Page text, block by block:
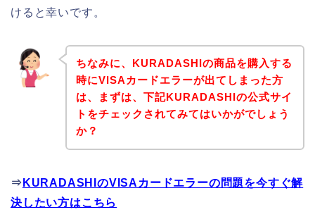
けると幸いです。
ちなみに、KURADASHIの商品を購入する
時にVISAカードエラーが出てしまった方
は、まずは、下記KURADASHIの公式サイ
トをチェックされてみてはいかがでしょう
か？
⇒ KURADASHIのVISAカードエラーの問題を今すぐ解
決したい方はこちら